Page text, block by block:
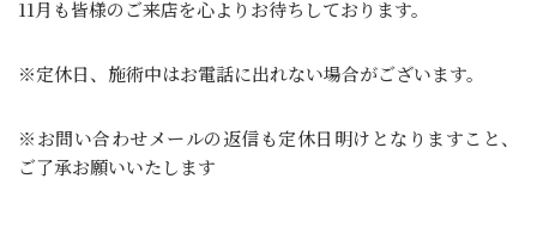
11月も皆様のご来店を心よりお待ちしております。
※定休日、施術中はお電話に出れない場合がございます。
※お問い合わせメールの返信も定休日明けとなりますこと、
ご了承お願いいたします